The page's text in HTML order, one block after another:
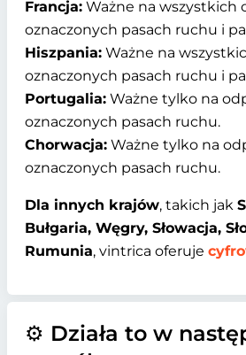
Francja: Ważne na wszystkich
oznaczonych pasach ruchu i
Hiszpania: Ważne na
oznaczonych pasach ruchu i
Portugalia: Ważne tylko na
oznaczonych pasach ruchu.
Chorwacja: Ważne tylko na
oznaczonych pasach ruchu.
Dla innych krajów, takich jak
Bułgaria, Węgry, Słowacja,
Rumunia, vintrica oferuje
⚙️ Działa to w